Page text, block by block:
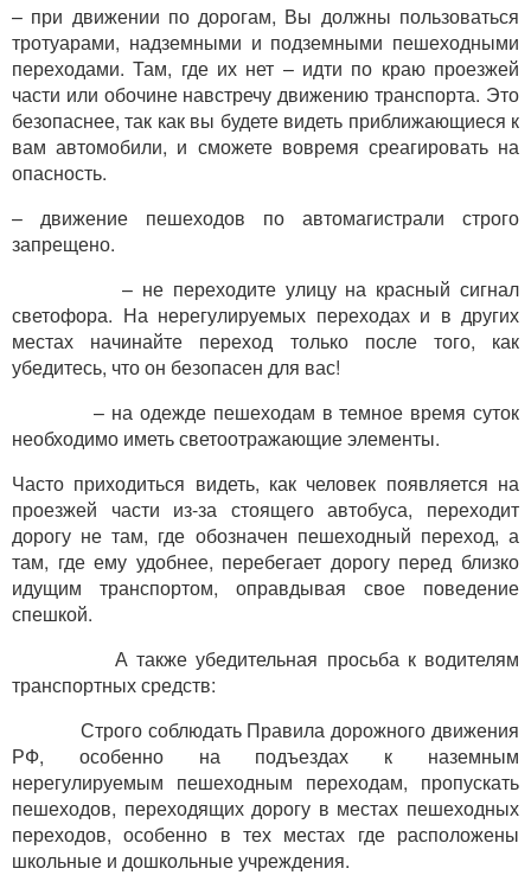
– при движении по дорогам, Вы должны пользоваться
тротуарами, надземными и подземными пешеходными
переходами. Там, где их нет – идти по краю проезжей
части или обочине навстречу движению транспорта. Это
безопаснее, так как вы будете видеть приближающиеся к
вам автомобили, и сможете вовремя среагировать на
опасность.
– движение пешеходов по автомагистрали строго
запрещено.
– не переходите улицу на красный сигнал
светофора. На нерегулируемых переходах и в других
местах начинайте переход только после того, как
убедитесь, что он безопасен для вас!
– на одежде пешеходам в темное время суток
необходимо иметь светоотражающие элементы.
Часто приходиться видеть, как человек появляется на
проезжей части из-за стоящего автобуса, переходит
дорогу не там, где обозначен пешеходный переход, а
там, где ему удобнее, перебегает дорогу перед близко
идущим транспортом, оправдывая свое поведение
спешкой.
А также убедительная просьба к водителям
транспортных средств:
Строго соблюдать Правила дорожного движения
РФ, особенно на подъездах к наземным
нерегулируемым пешеходным переходам, пропускать
пешеходов, переходящих дорогу в местах пешеходных
переходов, особенно в тех местах где расположены
школьные и дошкольные учреждения.